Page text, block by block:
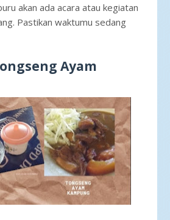
akan ada acara atau kegiatan
Pastikan waktumu sedang
Ayam